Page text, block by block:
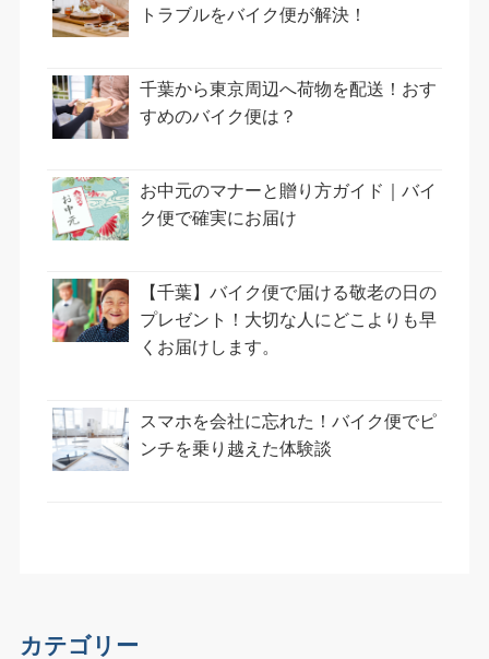
トラブルをバイク便が解決！
千葉から東京周辺へ荷物を配送！おす
すめのバイク便は？
お中元のマナーと贈り方ガイド｜バイ
ク便で確実にお届け
【千葉】バイク便で届ける敬老の日の
プレゼント！大切な人にどこよりも早
くお届けします。
スマホを会社に忘れた！バイク便でピ
ンチを乗り越えた体験談
カテゴリー